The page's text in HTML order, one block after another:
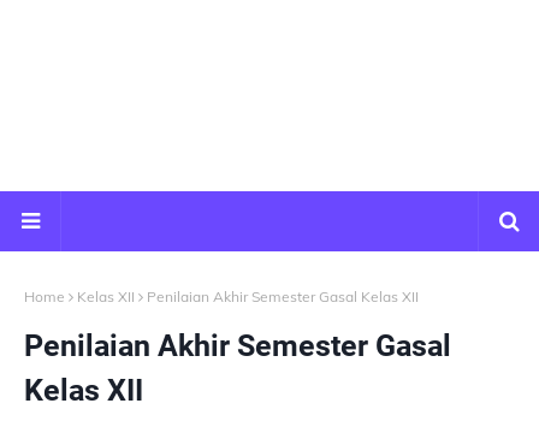
Home Kelas XII Penilaian Akhir Semester Gasal Kelas XII
Penilaian Akhir Semester Gasal
Kelas XII